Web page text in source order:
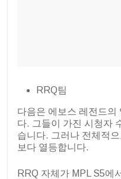
RRQ팀
다음은 에보스 레전드의
다. 그들이 가진 시청자
습니다. 그러나 전체적
보다 열등합니다.
RRQ 자체가 MPL S5에